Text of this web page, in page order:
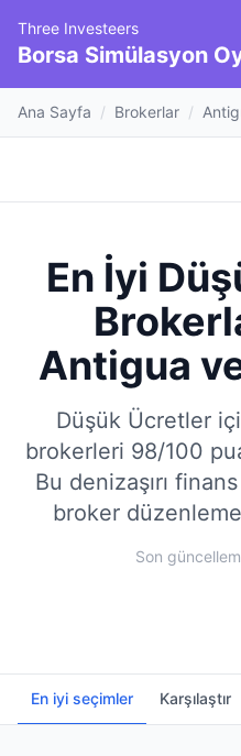
Three Investeers
Borsa Simülasyon
Ana Sayfa / Brokerlar /
En İyi
Antigua
Düşük Ücretler
brokerleri 98/100
Bu denizaşırı
broker
Son
En iyi seçimler Karşılaştır